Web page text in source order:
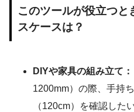
このツールが役立つと
スケースは？
DIYや家具の組み立て：
1200mm）の際、手持
（120cm）を確認した